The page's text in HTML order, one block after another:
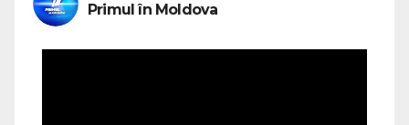
Primul în Moldova